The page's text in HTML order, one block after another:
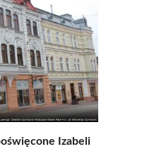
Izabeli